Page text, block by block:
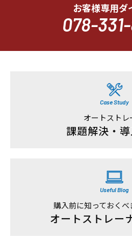
お客様専用ダ
078-
Case Study
オートストレ
課題解決・
Useful Blog
購入前に知っておく
オートストレー